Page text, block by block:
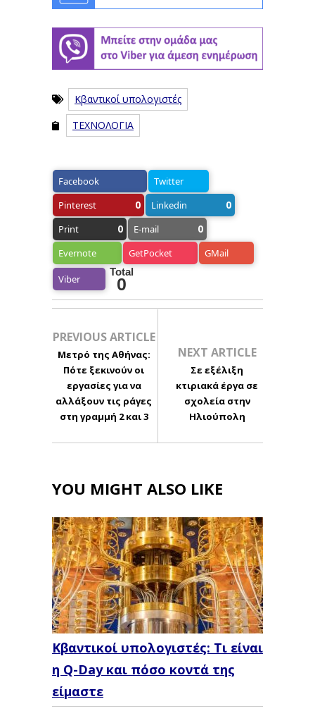
Κβαντικοί υπολογιστές
ΤΕΧΝΟΛΟΓΙΑ
Facebook
Twitter
Pinterest
0 Linkedin 0
Print 0 E-mail 0
Evernote GetPocket GMail
Viber
Total
0
PREVIOUS ARTICLE
Μετρό της Αθήνας:
Πότε ξεκινούν οι
εργασίες για να
αλλάξουν τις ράγες
στη γραμμή 2 και 3
NEXT ARTICLE
Σε εξέλιξη
κτιριακά έργα σε
σχολεία στην
Ηλιούπολη
YOU MIGHT ALSO LIKE
Κβαντικοί υπολογιστές: Τι είναι
η Q-Day και πόσο κοντά της
είμαστε